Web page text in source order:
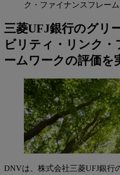
ク・ファイナンスフレー
三菱UFJ銀行のグリ
ビリティ・リンク
ームワークの評価を
DNVは、株式会社三菱UFJ銀行